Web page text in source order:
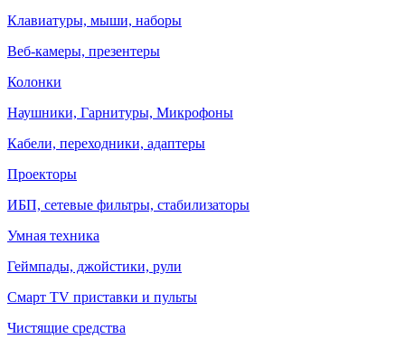
Клавиатуры, мыши, наборы
Веб-камеры, презентеры
Колонки
Наушники, Гарнитуры, Микрофоны
Кабели, переходники, адаптеры
Проекторы
ИБП, сетевые фильтры, стабилизаторы
Умная техника
Геймпады, джойстики, рули
Смарт TV приставки и пульты
Чистящие средства